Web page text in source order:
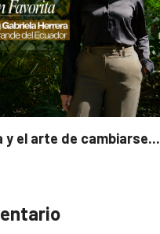
y el arte de cambiarse...